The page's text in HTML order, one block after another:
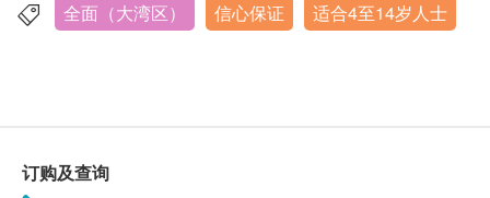
全面（大湾区） 信心保证 适合4至14岁人士
订购及查询